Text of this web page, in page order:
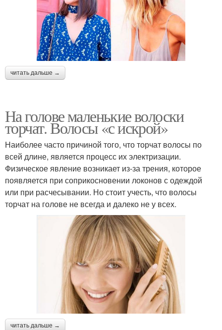
читать дальше →
На голове маленькие волоски
торчат. Волосы «с искрой»
Наиболее часто причиной того, что торчат волосы по
всей длине, является процесс их электризации.
Физическое явление возникает из-за трения, которое
появляется при соприкосновении локонов с одеждой
или при расчесывании. Но стоит учесть, что волосы
торчат на голове не всегда и далеко не у всех.
читать дальше →